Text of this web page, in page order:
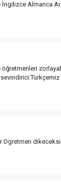
İngilizce Almanca
öğretmenleri
Ogretmen